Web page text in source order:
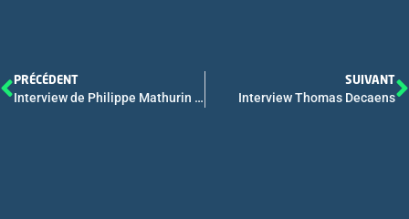
PRÉCÉDENT
Interview de Philippe Mathurin et Maëva Saroul-Aïnama
SUIVANT
Interview Thomas Decaens